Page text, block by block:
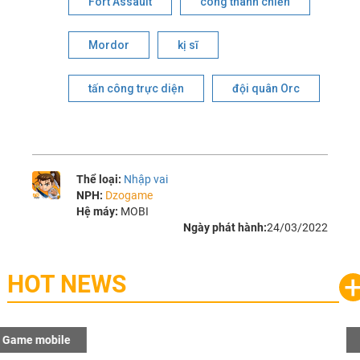
Mordor kị sĩ
tấn công trực diện đội quân Orc
Thể loại: Nhập vai
NPH: Dzogame
Hệ máy: MOBI
Ngày phát hành:24/03/2022
HOT NEWS
Game mobile